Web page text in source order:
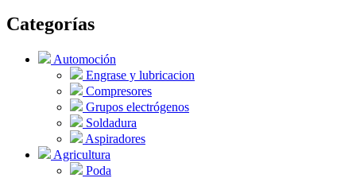
Categorías
Automoción
Engrase y lubricacion
Compresores
Grupos electrógenos
Soldadura
Aspiradores
Agricultura
Poda